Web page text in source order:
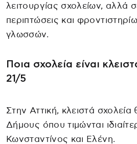
λειτουργίας σχολείων, αλλά
περιπτώσεις και
γλωσσών.
Ποια σχολεία είναι
21/5
Στην Αττική, κλειστά
Δήμους όπου τιμώνται
Κωνσταντίνος και Ελένη.